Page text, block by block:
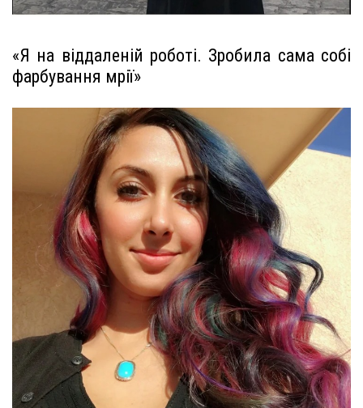
«Я на віддаленій роботі. Зробила сама собі
фарбування мрії»